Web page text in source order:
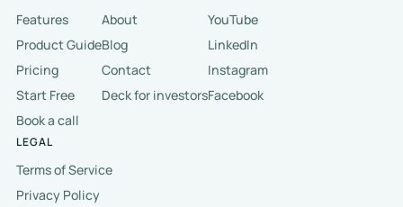
Features
Product Guide
Pricing
Start Free
Book a call
About
Blog
Contact
Deck for investors
YouTube
LinkedIn
Instagram
Facebook
LEGAL
Terms of Service
Privacy Policy